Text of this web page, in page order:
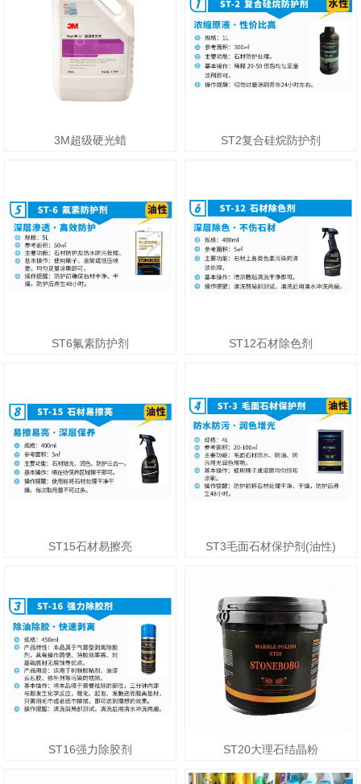
3M超级硬光蜡 ST2复合硅烷防护剂
ST6氟素防护剂 ST12石材除色剂
ST15石材易擦亮 ST3毛面石材保护剂(油性)
ST16强力除胶剂 ST20大理石结晶粉